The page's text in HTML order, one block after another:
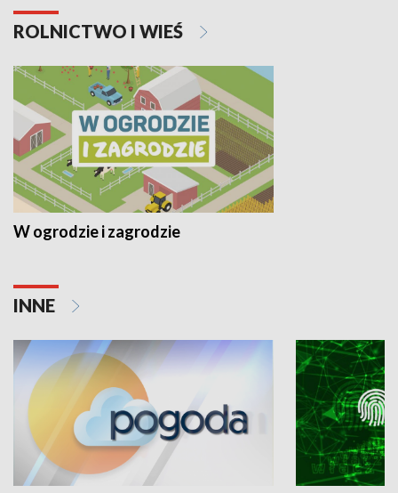
ROLNICTWO I WIEŚ
W ogrodzie i zagrodzie
INNE